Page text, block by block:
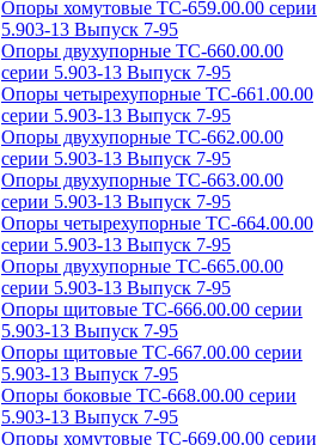
Опоры хомутовые ТС-659.00.00 серии
5.903-13 Выпуск 7-95
Опоры двухупорные ТС-660.00.00
серии 5.903-13 Выпуск 7-95
Опоры четырехупорные ТС-661.00.00
серии 5.903-13 Выпуск 7-95
Опоры двухупорные ТС-662.00.00
серии 5.903-13 Выпуск 7-95
Опоры двухупорные ТС-663.00.00
серии 5.903-13 Выпуск 7-95
Опоры четырехупорные ТС-664.00.00
серии 5.903-13 Выпуск 7-95
Опоры двухупорные ТС-665.00.00
серии 5.903-13 Выпуск 7-95
Опоры щитовые ТС-666.00.00 серии
5.903-13 Выпуск 7-95
Опоры щитовые ТС-667.00.00 серии
5.903-13 Выпуск 7-95
Опоры боковые ТС-668.00.00 серии
5.903-13 Выпуск 7-95
Опоры хомутовые ТС-669.00.00 серии